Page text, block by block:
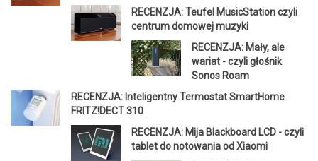
RECENZJA: Teufel MusicStation czyli
centrum domowej muzyki
RECENZJA: Mały, ale
wariat - czyli głośnik
Sonos Roam
RECENZJA: Inteligentny Termostat SmartHome
FRITZ!DECT 310
RECENZJA: Mija Blackboard LCD - czyli
tablet do notowania od Xiaomi